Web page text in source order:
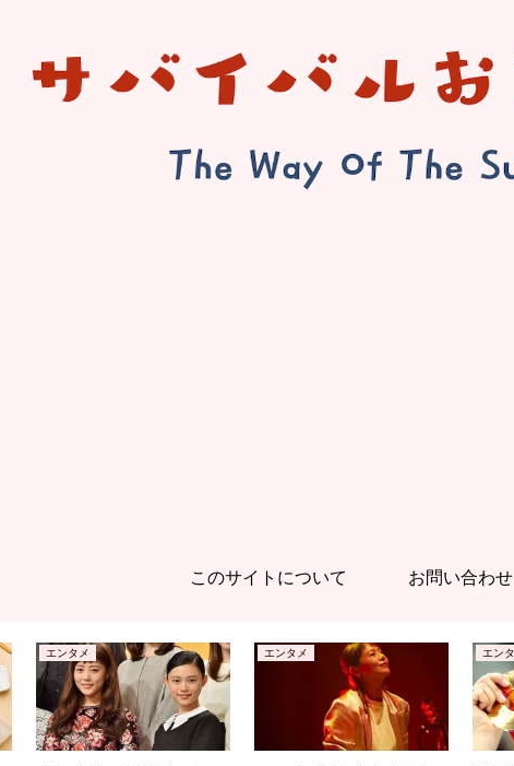
このサイトについて お問い合わせ
エンタメ エンタメ エン